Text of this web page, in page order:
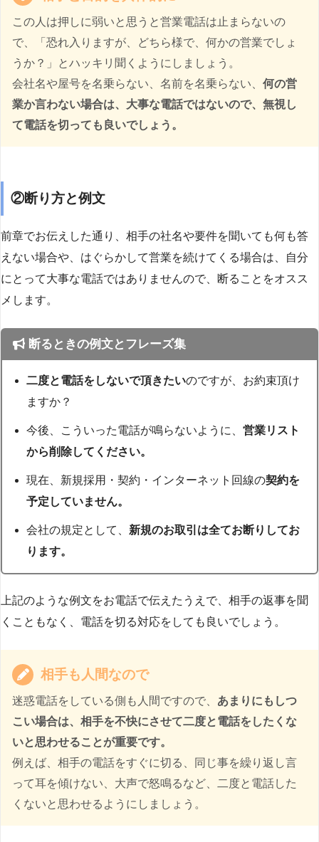
この人は押しに弱いと思うと営業電話は止まらないの
で、「恐れ入りますが、どちら様で、何かの営業でしょ
うか？」とハッキリ聞くようにしましょう。
会社名や屋号を名乗らない、名前を名乗らない、 何の営
業か言わない場合は、大事な電話ではないので、無視し
て電話を切っても良いでしょう。
②断り方と例文
前章でお伝えした通り、相手の社名や要件を聞いても何も答
えない場合や、はぐらかして営業を続けてくる場合は、自分
にとって大事な電話ではありませんので、断ることをオスス
メします。
断るときの例文とフレーズ集
二度と電話をしないで頂きたいのですが、お約束頂け
ますか？
今後、こういった電話が鳴らないように、営業リスト
から削除してください。
現在、新規採用・契約・インターネット回線の契約を
予定していません。
会社の規定として、 新規のお取引は全てお断りしてお
ります。
上記のような例文をお電話で伝えたうえで、相手の返事を聞
くこともなく、電話を切る対応をしても良いでしょう。
相手も人間なので
迷惑電話をしている側も人間ですので、 あまりにもしつ
こい場合は、相手を不快にさせて二度と電話をしたくな
いと思わせることが重要です。
例えば、相手の電話をすぐに切る、同じ事を繰り返し言
って耳を傾けない、大声で怒鳴るなど、二度と電話した
くないと思わせるようにしましょう。